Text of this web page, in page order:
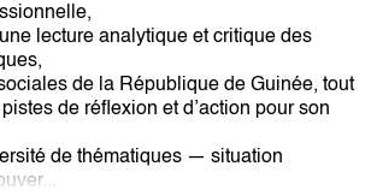
une lecture analytique et critique des
de la République de Guinée, tout
de réflexion et d’action pour son
de thématiques — situation